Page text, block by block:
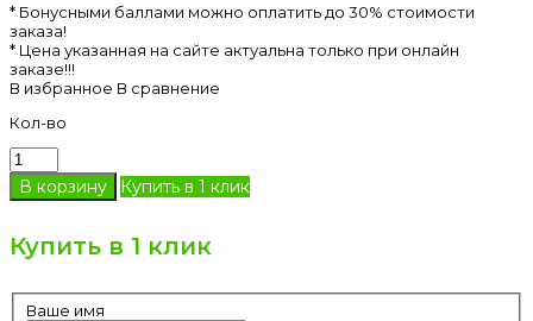
* Бонусными баллами можно оплатить до 30% стоимости
заказа!
* Цена указанная на сайте актуальна только при онлайн
заказе!!!
В избранное В сравнение
Кол-во
Купить в 1 клик
Купить в 1 клик
Ваше имя